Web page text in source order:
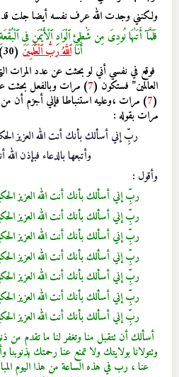
ولكنني وجدت الله عرف نفسه أيضا جلت
فَلَمَّآ أَتَىٰهَا نُودِىَ مِن شَٰطِئِ ٱلْوَادِ ٱلْأَيْمَنِ فِى
أَنَاٱللَّهُ رَبُّ ٱلْعَٰلَمِينَ (30)(القصص)
فوقع في نفسي أني لو بحثت عن عدد المرات
العالمين” فستكون (7) مرات وبالفعل بحثت
(
7) مرات ،وعليه استنباطا فإني أجزم أن
مرات بقوله :
ربِّ إني أسألك بأنك أنت الله العزيز
وأتبعها بالدعاء فبإذن
وأقول :
ربِّ إني أسألك بأنك أنت الله العزيز
ربِّ إني أسألك بأنك أنت الله العزيز
ربِّ إني أسألك بأنك أنت الله العزيز
ربِّ إني أسألك بأنك أنت الله العزيز
ربِّ إني أسألك بأنك أنت الله العزيز
ربِّ إني أسألك بأنك أنت الله العزيز
ربِّ إني أسألك بأنك أنت الله العزيز
أسألك أن تتقبل منا وتغفر لنا ما تقدم من
وتتولانا بولايتك ولا تمنع عنا رحمتك
عنا ، رب في هذه الساعة من هذا اليوم